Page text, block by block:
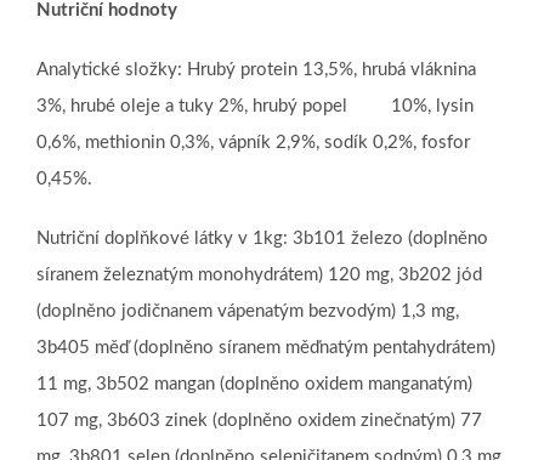
Nutriční hodnoty
Analytické složky: Hrubý protein 13,5%, hrubá vláknina
3%, hrubé oleje a tuky 2%, hrubý popel 10%, lysin
0,6%, methionin 0,3%, vápník 2,9%, sodík 0,2%, fosfor
0,45%.
Nutriční doplňkové látky v 1kg: 3b101 železo (doplněno
síranem železnatým monohydrátem) 120 mg, 3b202 jód
(doplněno jodičnanem vápenatým bezvodým) 1,3 mg,
3b405 měď (doplněno síranem měďnatým pentahydrátem)
11 mg, 3b502 mangan (doplněno oxidem manganatým)
107 mg, 3b603 zinek (doplněno oxidem zinečnatým) 77